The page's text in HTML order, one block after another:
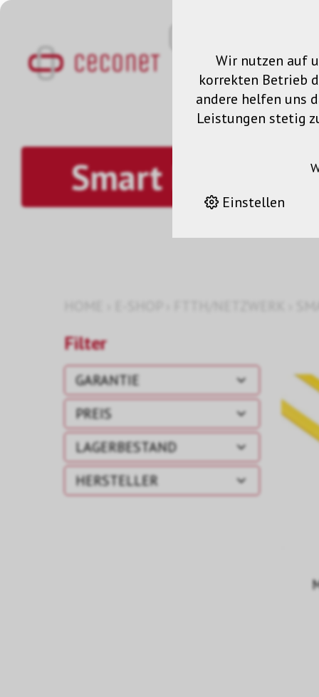
Smart Metering
Filter
GARANTIE
PREIS
LAGERBESTAND
HERSTELLER
Wir nutzen auf
korrekten Betrieb
andere helfen uns
Leistungen stetig
Einstellen